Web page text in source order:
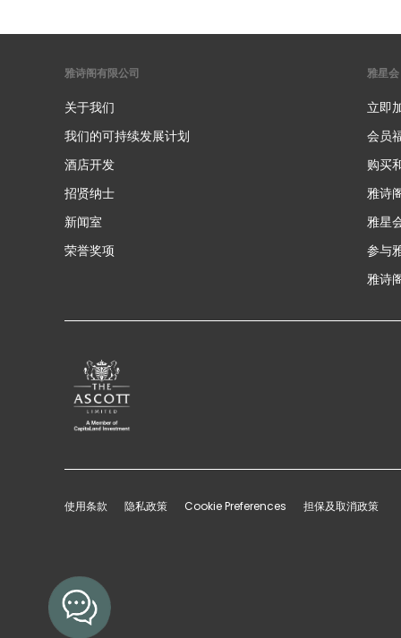
雅诗阁有限公司
关于我们
我们的可持续发展计划
酒店开发
招贤纳士
新闻室
荣誉奖项
雅星会
立即
会员
购买
雅诗
雅星
参与
雅诗
使用条款 隐私政策 Cookie Preferences 担保及取消政策